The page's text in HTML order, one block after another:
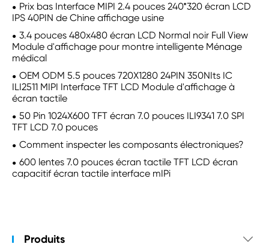
Prix bas Interface MIPI 2.4 pouces 240*320 écran LCD
IPS 40PIN de Chine affichage usine
3.4 pouces 480x480 écran LCD Normal noir Full View
Module d'affichage pour montre intelligente Ménage
médical
OEM ODM 5.5 pouces 720X1280 24PIN 350NIts IC
ILI2511 MIPI Interface TFT LCD Module d'affichage à
écran tactile
50 Pin 1024X600 TFT écran 7.0 pouces ILI9341 7.0 SPI
TFT LCD 7.0 pouces
Comment inspecter les composants électroniques?
600 lentes 7.0 pouces écran tactile TFT LCD écran
capacitif écran tactile interface mIPi
Produits 